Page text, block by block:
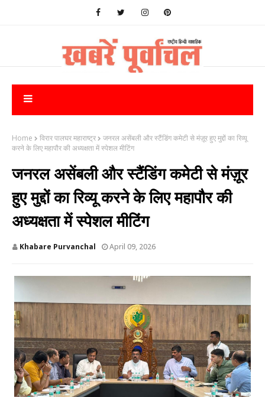
Home विरार पालघर महाराष्ट्र
जनरल असेंबली और स्टैंडिंग कमेटी से मंज़ूर हुए मुद्दों का रिव्यू
करने के लिए महापौर की अध्यक्षता में स्पेशल मीटिंग
जनरल असेंबली और स्टैंडिंग कमेटी से मंज़ूर
हुए मुद्दों का रिव्यू करने के लिए महापौर की
अध्यक्षता में स्पेशल मीटिंग
Khabare Purvanchal April 09, 2026